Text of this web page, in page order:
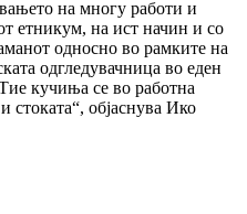
на многу работи и
етникум, на ист начин и со
односно во рамките на
одгледувачница во еден
кучиња се во работна
стоката“, објаснува Ико